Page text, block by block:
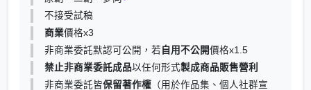
不接受試稿
商業價格x3
非商業委託默認可公開，若 自用不公開價格x1.5
禁止非商業委託成品以任何形式製成商品販售營利
非商業委託皆保留著作權 （用於作品集、個人社群宣